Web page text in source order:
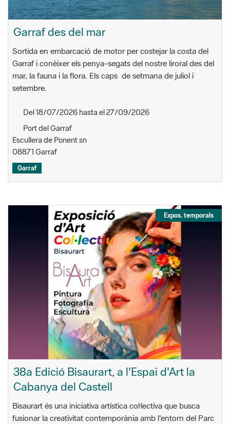
Garraf des del mar
Sortida en embarcació de motor per costejar la costa del
Garraf i conèixer els penya-segats del nostre liroral des del
mar, la fauna i la flora. Els caps de setmana de juliol i
setembre.
Del 18/07/2026 hasta el 27/09/2026
Port del Garraf
Escullera de Ponent sn
08871 Garraf
Garraf
Expos. temporals
38a Edició Bisaurart, a l'Espai d'Art la
Cabanya del Castell
Bisaurart és una iniciativa artística col·lectiva que busca
fusionar la creativitat contemporània amb l'entorn del Parc